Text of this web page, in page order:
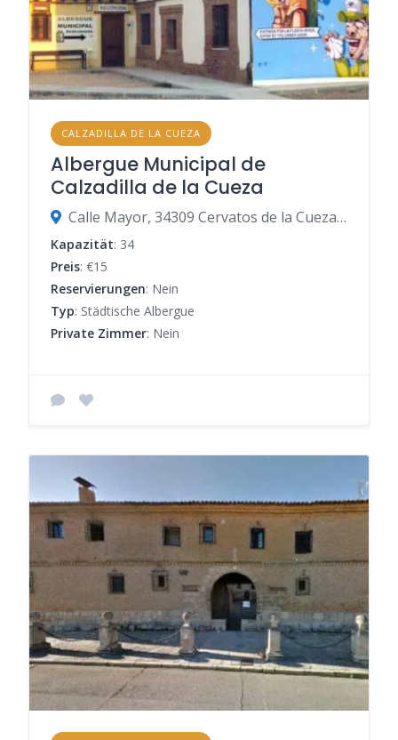
CALZADILLA DE LA CUEZA
Albergue Municipal de
Calzadilla de la Cueza
Calle Mayor, 34309 Cervatos de la Cueza, Palencia, Spanien
Kapazität: 34
Preis: €15
Reservierungen: Nein
Typ: Städtische Albergue
Private Zimmer: Nein